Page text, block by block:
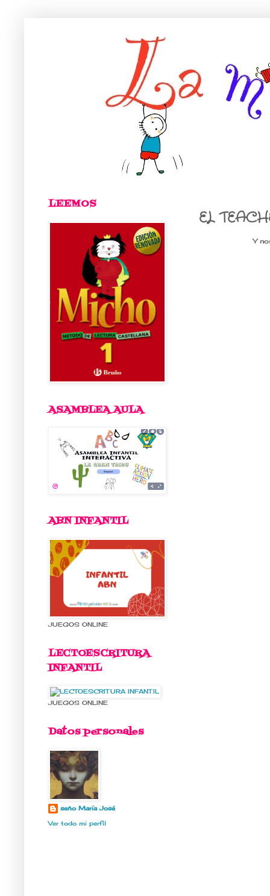
EL
Y
LEEMOS
ASAMBLEA AULA
ABN INFANTIL
JUEGOS ONLINE
LECTOESCRITURA
INFANTIL
JUEGOS ONLINE
Datos personales
seño María José
Ver todo mi perfil